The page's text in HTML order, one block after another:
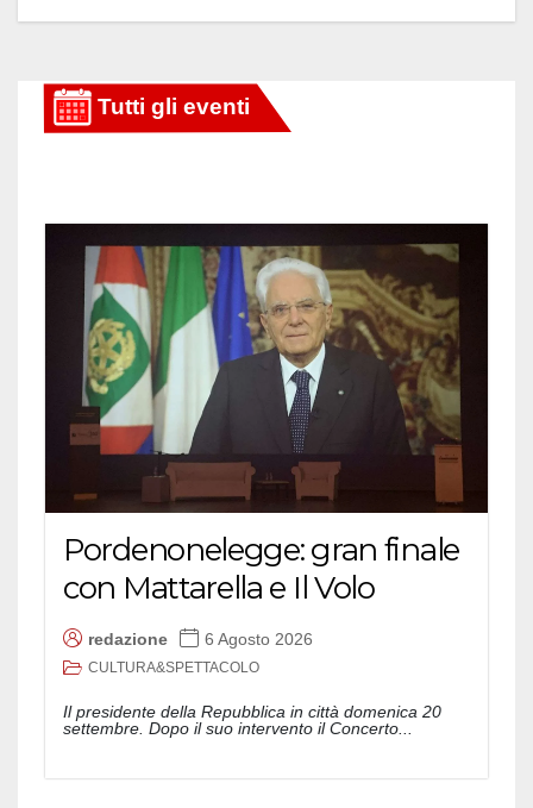
Pordenonelegge: gran finale
con Mattarella e Il Volo
redazione 6 Agosto 2026
CULTURA&SPETTACOLO
Il presidente della Repubblica in città domenica 20
settembre. Dopo il suo intervento il Concerto...